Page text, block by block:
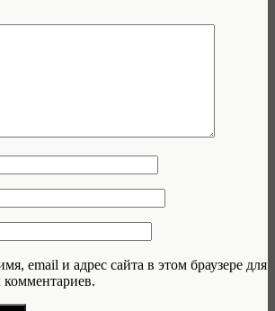
email и адрес сайта в этом браузере для